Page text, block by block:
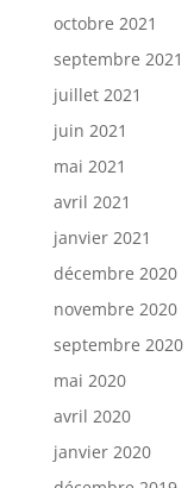
octobre 2021
septembre 2021
juillet 2021
juin 2021
mai 2021
avril 2021
janvier 2021
décembre 2020
novembre 2020
septembre 2020
mai 2020
avril 2020
janvier 2020